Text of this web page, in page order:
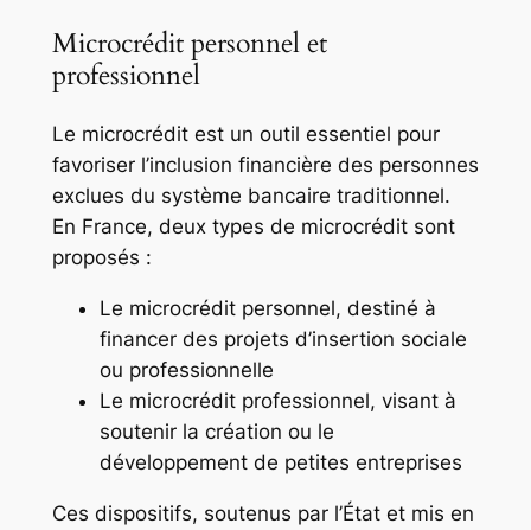
Microcrédit personnel et
professionnel
Le microcrédit est un outil essentiel pour
favoriser l’inclusion financière des personnes
exclues du système bancaire traditionnel.
En France, deux types de microcrédit sont
proposés :
Le microcrédit personnel, destiné à
financer des projets d’insertion sociale
ou professionnelle
Le microcrédit professionnel, visant à
soutenir la création ou le
développement de petites entreprises
Ces dispositifs, soutenus par l’État et mis en